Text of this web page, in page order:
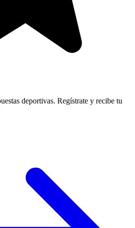
deportivas. Regístrate y recibe tu